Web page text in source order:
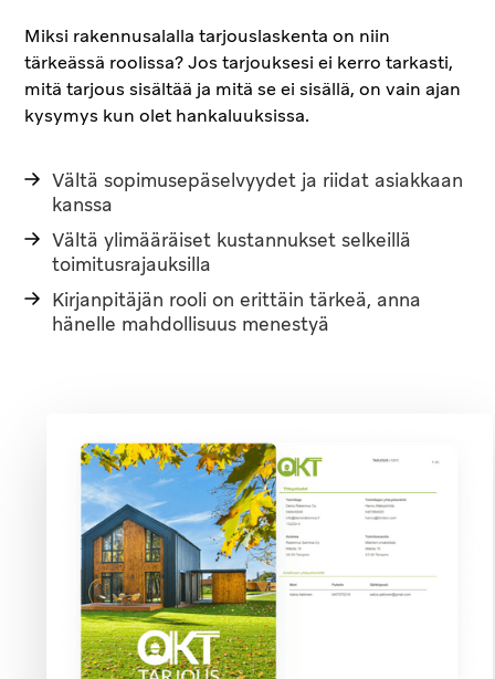
Miksi rakennusalalla tarjouslaskenta on niin
tärkeässä roolissa? Jos tarjouksesi ei kerro tarkasti,
mitä tarjous sisältää ja mitä se ei sisällä, on vain ajan
kysymys kun olet hankaluuksissa.
Vältä sopimusepäselvyydet ja riidat asiakkaan
kanssa
Vältä ylimääräiset kustannukset selkeillä
toimitusrajauksilla
Kirjanpitäjän rooli on erittäin tärkeä, anna
hänelle mahdollisuus menestyä